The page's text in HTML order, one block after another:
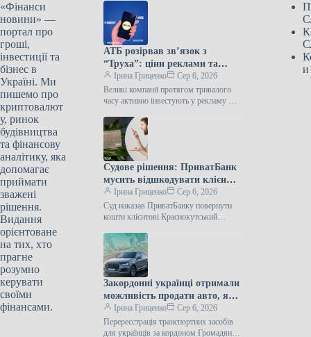
«Фінанси
новини» —
портал про
гроші,
інвестиції та
бізнес в
Україні. Ми
пишемо про
криптовалют
у, ринок
будівництва
та фінансову
аналітику, яка
допомагає
приймати
зважені
рішення.
Видання
орієнтоване
на тих, хто
прагне
розумно
керувати
своїми
фінансами.
АТБ розірвав зв’язок з
“Труха”: ціни реклами та
клієнти
Ірина Гриценко
Сер 6, 2026
Великі компанії протягом тривалого
часу активно інвестують у рекламу в
зумовлено високими охопленнями
аудиторії та відносно невисокою
Судове рішення: ПриватБанк
мусить відшкодувати клієнту
близько 59 тисяч гривень,
незаконно привласнених
зловмисниками.
Ірина Гриценко
Сер 6, 2026
Суд наказав ПриватБанку повернути
кошти клієнтові Краснокутський
липня ухвалив рішення, що АТ КБ
“ПриватБанк” мусить…
Закордонні українці отримали
можливість продати авто, яке
залишилося в Україні, за
допомогою “Дії” – МВС
Ірина Гриценко
Сер 6, 2026
Перереєстрація транспортних засобів
для українців за кордоном Громадяни
и